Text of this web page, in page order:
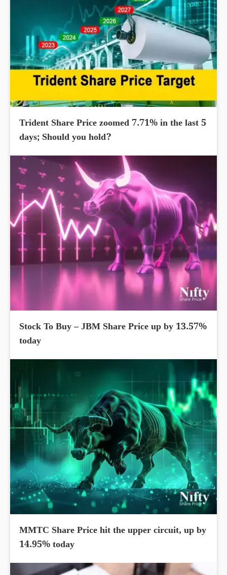
Trident Share Price zoomed 7.71% in the last 5
days; Should you hold?
Stock To Buy – JBM Share Price up by 13.57%
today
MMTC Share Price hit the upper circuit, up by
14.95% today